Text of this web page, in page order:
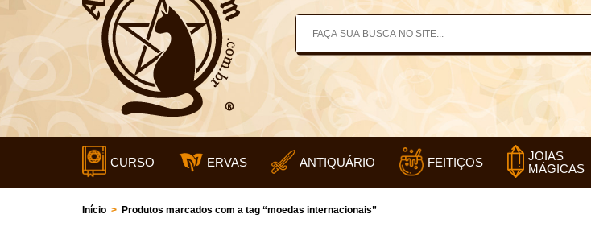
CURSO ERVAS ANTIQUÁRIO FEITIÇOS
JOIAS
MÁGICAS
Início > Produtos marcados com a tag “moedas internacionais”